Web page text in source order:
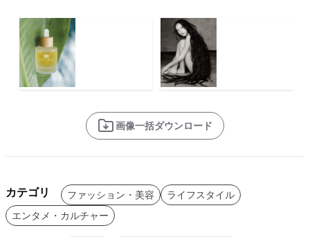
画像一括ダウンロード
カテゴリ ファッション・美容
ライフスタイル
エンタメ・カルチャー